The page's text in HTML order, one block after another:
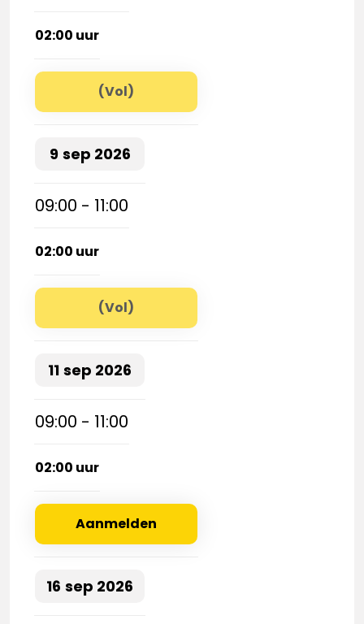
02:00 uur
(Vol)
9 sep 2026
09:00 - 11:00
02:00 uur
(Vol)
11 sep 2026
09:00 - 11:00
02:00 uur
Aanmelden
16 sep 2026